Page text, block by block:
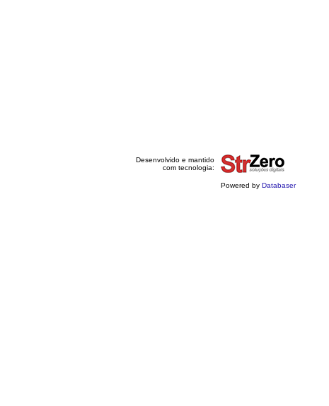
Desenvolvido e mantido
com tecnologia:
Powered by Databaser